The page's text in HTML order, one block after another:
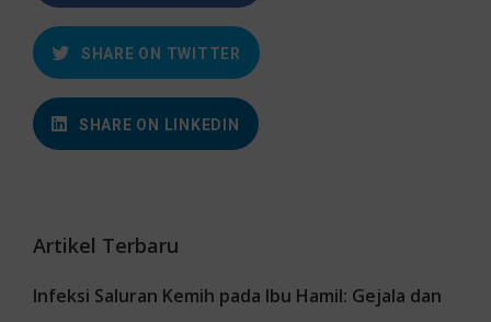
SHARE ON TWITTER
SHARE ON LINKEDIN
Artikel Terbaru
Infeksi Saluran Kemih pada Ibu Hamil: Gejala dan